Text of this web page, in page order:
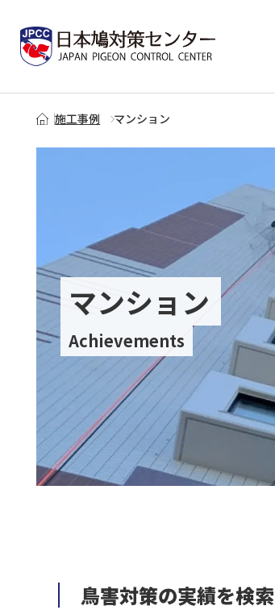
施工事例 マンション
マンション
Achievements
鳥害対策の実績を検索